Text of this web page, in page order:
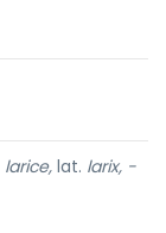
larice, lat. larix, -